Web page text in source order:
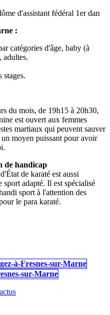
d'assistant fédéral 1er dan
:
catégories d'âge, baby (à
adultes.
stages.
du mois, de 19h15 à 20h30,
est ouvert aux femmes
martiaux qui peuvent sauver
moyen puissant pour avoir
de handicap
de karaté est aussi
adapté. Il est spécialisé
sport à l'attention des
le para karaté.